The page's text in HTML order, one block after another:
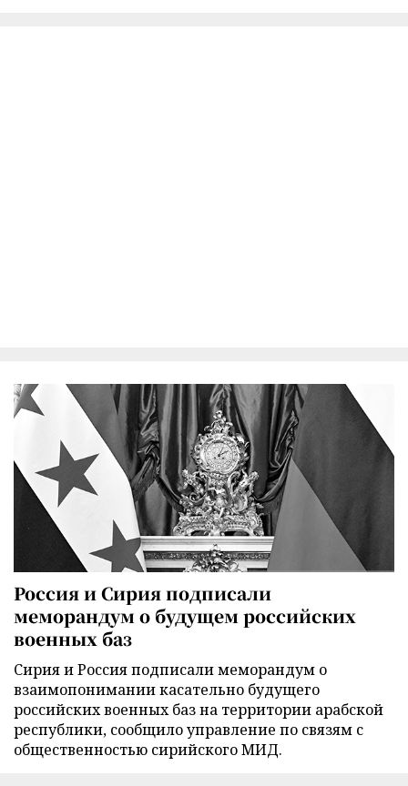
Россия и Сирия подписали
меморандум о будущем российских
военных баз
Сирия и Россия подписали меморандум о
взаимопонимании касательно будущего
российских военных баз на территории арабской
республики, сообщило управление по связям с
общественностью сирийского МИД.